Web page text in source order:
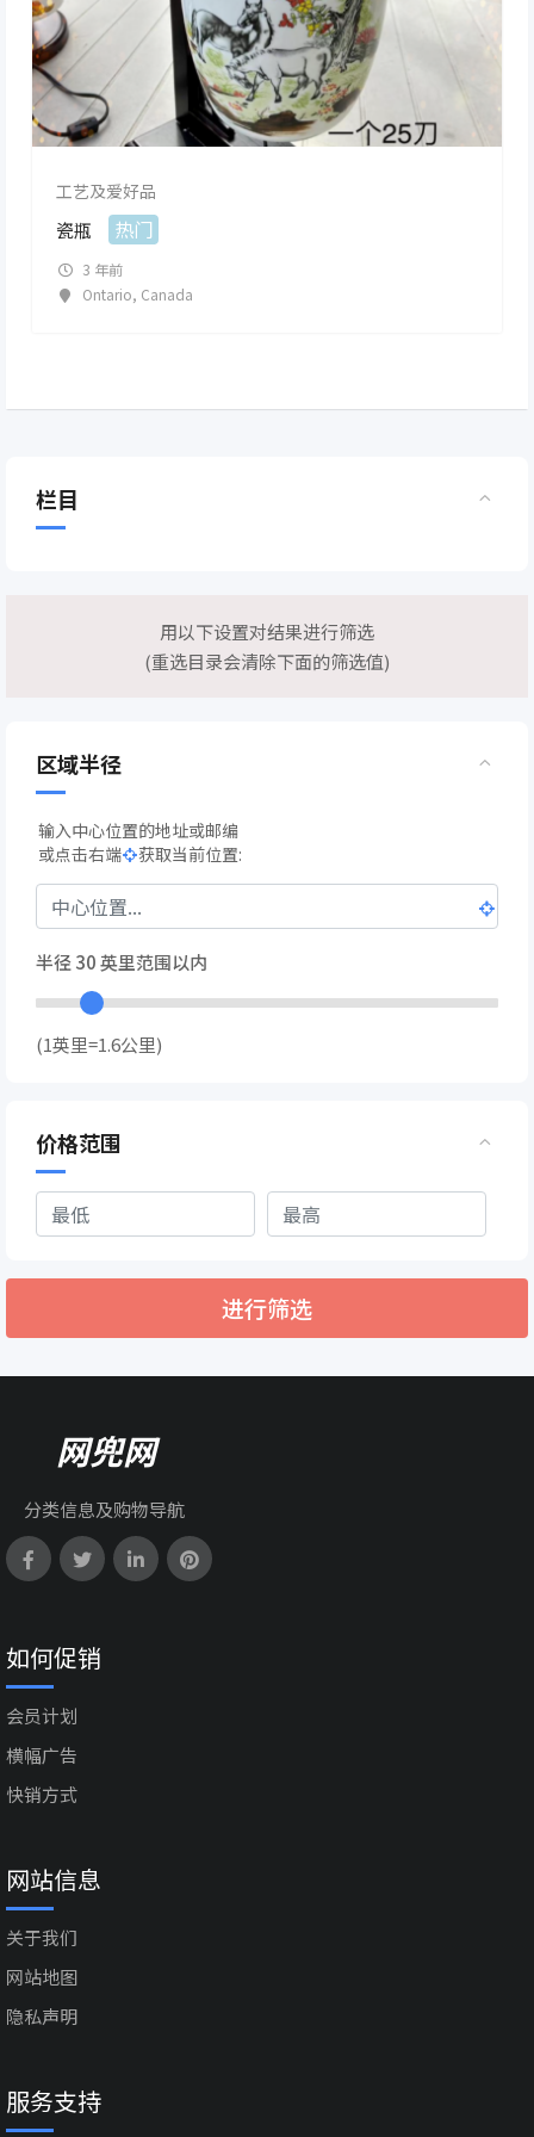
工艺及爱好品
瓷瓶 热门
3 年前
Ontario, Canada
栏目
用以下设置对结果进行筛选
(重选目录会清除下面的筛选值)
区域半径
输入中心位置的地址或邮编
或点击右端
获取当前位置:
半径30英里范围以内
(1英里=1.6公里)
价格范围
进行筛选
网兜网
分类信息及购物导航
如何促销
会员计划
横幅广告
快销方式
网站信息
关于我们
网站地图
隐私声明
服务支持